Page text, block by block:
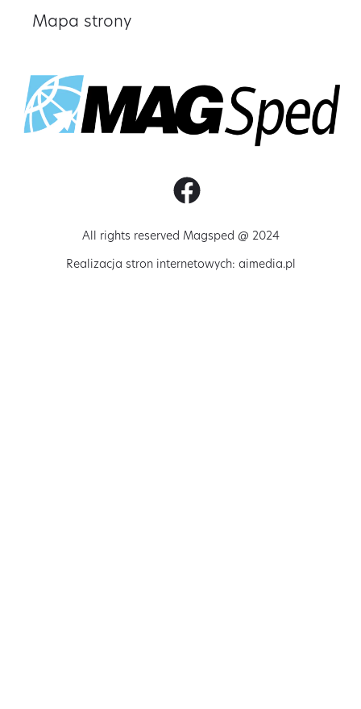
Mapa strony
All rights reserved Magsped @ 2024
Realizacja stron internetowych: aimedia.pl